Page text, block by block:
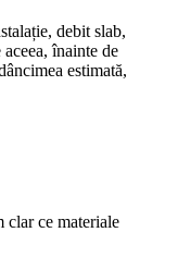
debit slab,
înainte de
estimată,
clar ce materiale